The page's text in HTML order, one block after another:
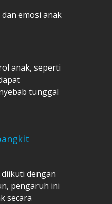
emosi anak
anak, seperti
tunggal
dengan
pengaruh ini
secara